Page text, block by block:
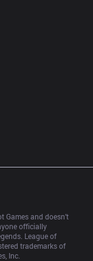
Games and doesn’t
officially
League of
trademarks of
Inc.